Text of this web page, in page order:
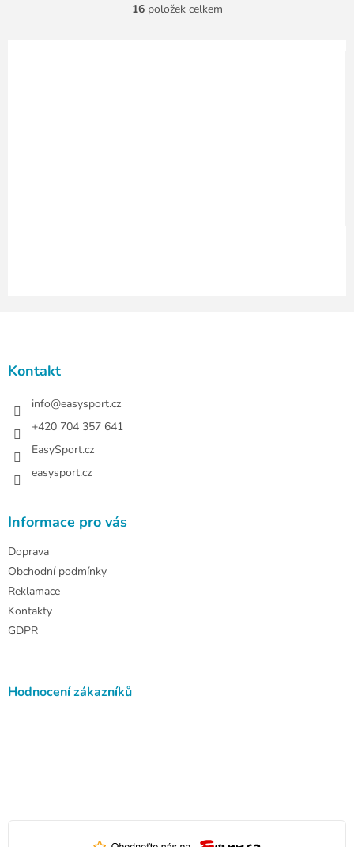
O
16položek celkem
Kontakt
info@easysport.cz
+420 704 357 641
EasySport.cz
easysport.cz
Informace pro vás
Doprava
Obchodní podmínky
Reklamace
Kontakty
GDPR
Hodnocení zákazníků